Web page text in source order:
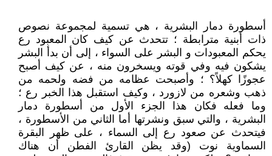
أسطورة دمار البشرية ، هي تسمية لمجموعة نصوص
ذات أبنية مترابطة ؛ تتحدث عن كيف كان المعبود رع
يحكم المعبودات و البشر على السواء ، إلى أن بدأ البشر
يشكون فيه وفي قوته ويسخرون منه ، عن كيف أصبح
عجوزًا كهلاً؟ ؛ وأصبحت عظامه من فضه ولحمه من
ذهب وشعره من لازورد ، وكيف استقبل هذا الخبر رع ؛
وما فعله فكان هذا الجزء الأول من أسطورة دمار
البشرية ، والتي سبق ونشرتها أما الثاني من الأسطورة ،
فيتحدث عن صعود رع إلى السماء ، على ظهر البقرة
السماوية نوت (وقد يظن القارئ الفطن أن هناك